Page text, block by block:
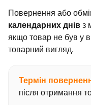
Повернення або
календарних днів з
якщо товар не був у
товарний вигляд.
Термін
після отримання